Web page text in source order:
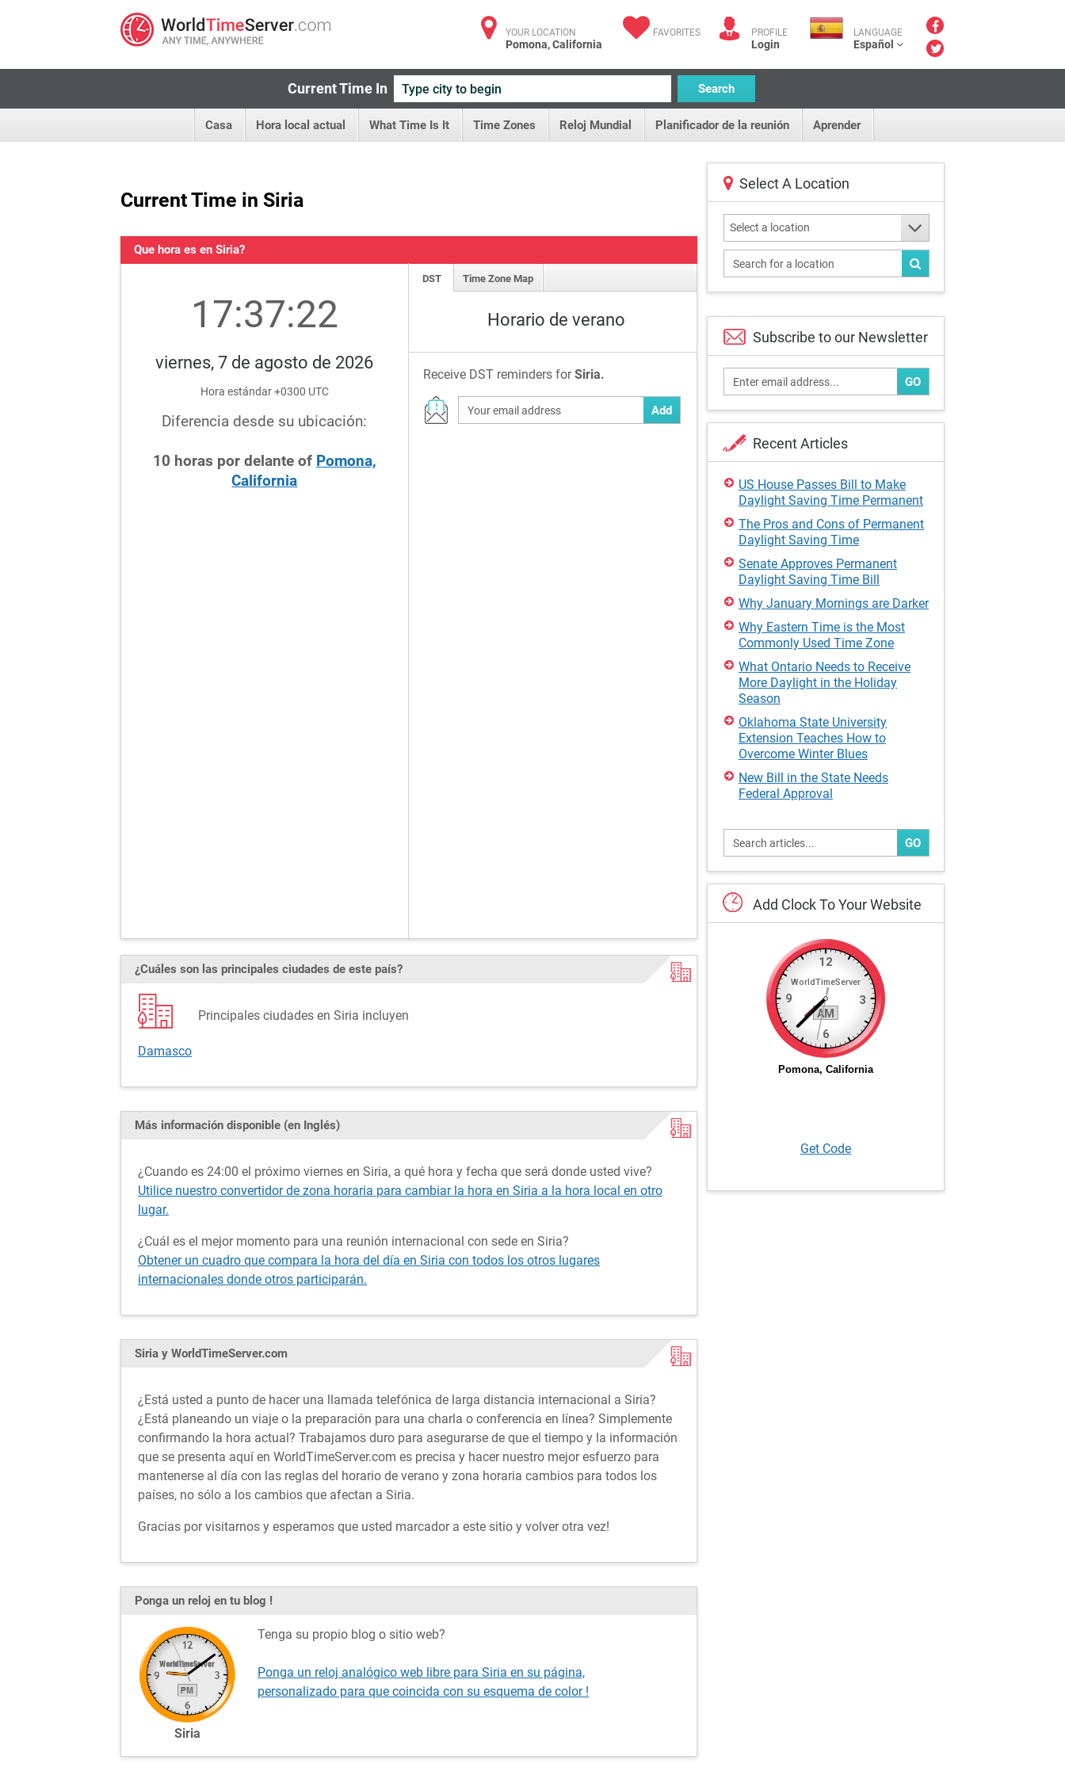
YOUR LOCATION
Pomona, California
FAVORITES PROFILE
Login
LANGUAGE
Español
Current Time In Search
Casa Hora local actual What Time Is It Time Zones Reloj Mundial Planificador de la reunión Aprender
Current Time in Siria
Que hora es en Siria?
17:37:22
viernes, 7 de agosto de 2026
Hora estándar +0300 UTC
Diferencia desde su ubicación:
10 horas por delante of Pomona,
California
DST Time Zone Map
Horario de verano
Receive DST reminders forSiria.
Add
¿Cuáles son las principales ciudades de este país?
Principales ciudades en Siria incluyen
Damasco
Más información disponible (en Inglés)
¿Cuando es 24:00 el próximo viernes en Siria, a qué hora y fecha que será donde usted vive?
Utilice nuestro convertidor de zona horaria para cambiar la hora en Siria a la hora local en otro
lugar.
¿Cuál es el mejor momento para una reunión internacional con sede en Siria?
Obtener un cuadro que compara la hora del día en Siria con todos los otros lugares
internacionales donde otros participarán.
Siria y WorldTimeServer.com
¿Está usted a punto de hacer una llamada telefónica de larga distancia internacional a Siria?
¿Está planeando un viaje o la preparación para una charla o conferencia en línea? Simplemente
confirmando la hora actual? Trabajamos duro para asegurarse de que el tiempo y la información
que se presenta aquí en WorldTimeServer.com es precisa y hacer nuestro mejor esfuerzo para
mantenerse al día con las reglas del horario de verano y zona horaria cambios para todos los
países, no sólo a los cambios que afectan a Siria.
Gracias por visitarnos y esperamos que usted marcador a este sitio y volver otra vez!
Ponga un reloj en tu blog !
Siria
Tenga su propio blog o sitio web?
Ponga un reloj analógico web libre para Siria en su página,
personalizado para que coincida con su esquema de color !
Select A Location
Select a location
Subscribe to our Newsletter
GO
Recent Articles
US House Passes Bill to Make
Daylight Saving Time Permanent
The Pros and Cons of Permanent
Daylight Saving Time
Senate Approves Permanent
Daylight Saving Time Bill
Why January Mornings are Darker
Why Eastern Time is the Most
Commonly Used Time Zone
What Ontario Needs to Receive
More Daylight in the Holiday
Season
Oklahoma State University
Extension Teaches How to
Overcome Winter Blues
New Bill in the State Needs
Federal Approval
GO
Add ClockToYourWebsite
Get Code